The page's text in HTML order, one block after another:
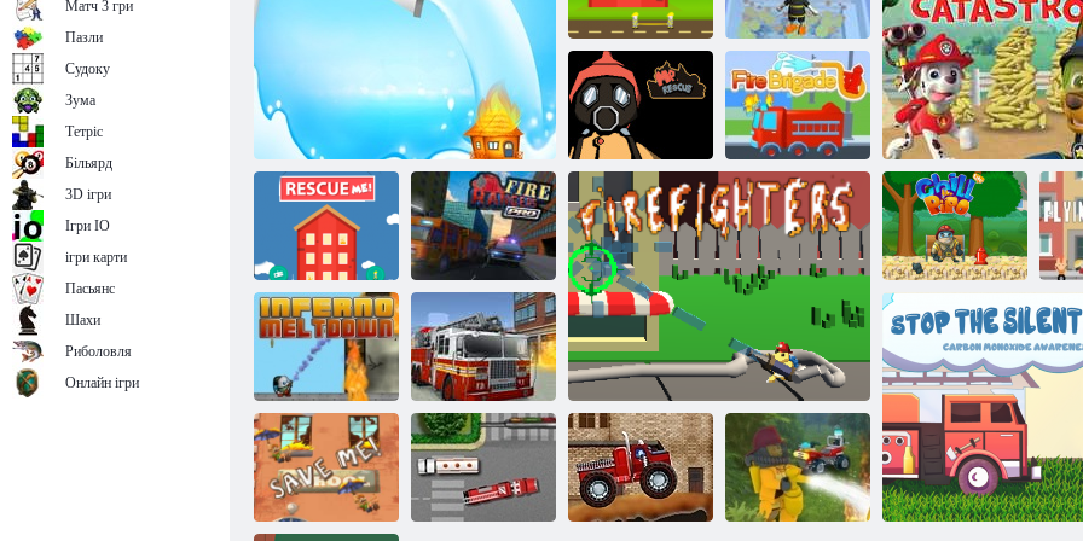
Герої Кітті Сіті
Прибирання замку принцеси
пожежний 3D
сантехнік
машини
Загасити вогонь
Рятувальники
Порятунок
пожежника з
лабіринту
Щенячий патруль:
Містер реском
Пожежна
бригада
Врятуйте мене
Пожежний
рейнджер
професіонал
Тушкуйте
пожежа
Пекельний
вогонь
Симулятор
реальної
пожежної
вантажівки
Матч 3 гри
Пазли
Судоку
Зума
Тетріс
Більярд
3D ігри
Ігри IO
ігри карти
Пасьянс
Шахи
Риболовля
Онлайн ігри